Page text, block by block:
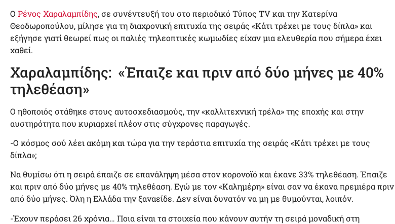
Ο Ρένος Χαραλαμπίδης, σε συνέντευξή του στο περιοδικό Τύπος TV και την Κατερίνα
Θεοδωροπούλου, μίλησε για τη διαχρονική επιτυχία της σειράς «Κάτι τρέχει με τους δίπλα» και
εξήγησε γιατί θεωρεί πως οι παλιές τηλεοπτικές κωμωδίες είχαν μια ελευθερία που σήμερα έχει
χαθεί.
Χαραλαμπίδης: «Έπαιζε και πριν από δύο μήνες με 40%
τηλεθέαση»
Ο ηθοποιός στάθηκε στους αυτοσχεδιασμούς, την «καλλιτεχνική τρέλα» της εποχής και στην
αυστηρότητα που κυριαρχεί πλέον στις σύγχρονες παραγωγές.
-Ο κόσμος σού λέει ακόμη και τώρα για την τεράστια επιτυχία της σειράς «Κάτι τρέχει με τους
δίπλα»;
Να θυμίσω ότι η σειρά έπαιζε σε επανάληψη μέσα στον κορονοϊό και έκανε 33% τηλεθέαση. Έπαιζε
και πριν από δύο μήνες με 40% τηλεθέαση. Εγώ με τον «Καλημέρη» είναι σαν να έκανα πρεμιέρα πριν
από δύο μήνες. Όλη η Ελλάδα την ξαναείδε. Δεν είναι δυνατόν να μη με θυμούνται, λοιπόν.
-Έχουν περάσει 26 χρόνια… Ποια είναι τα στοιχεία που κάνουν αυτήν τη σειρά μοναδική στη